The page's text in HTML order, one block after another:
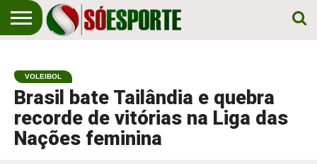
EM
PRIMEIRO
LUGAR!
ESPORTE
VOLEIBOL
Brasil bate Tailândia e quebra
recorde de vitórias na Liga das
Nações feminina